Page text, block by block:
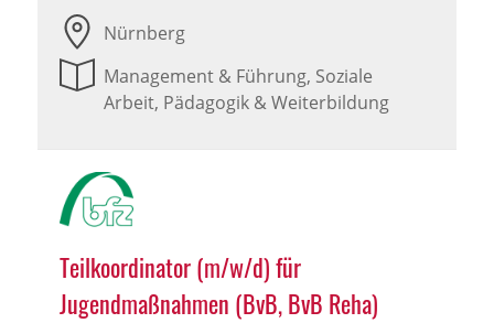
Nürnberg
Management & Führung, Soziale
Arbeit, Pädagogik & Weiterbildung
Teilkoordinator (m/w/d) für
Jugendmaßnahmen (BvB, BvB Reha)